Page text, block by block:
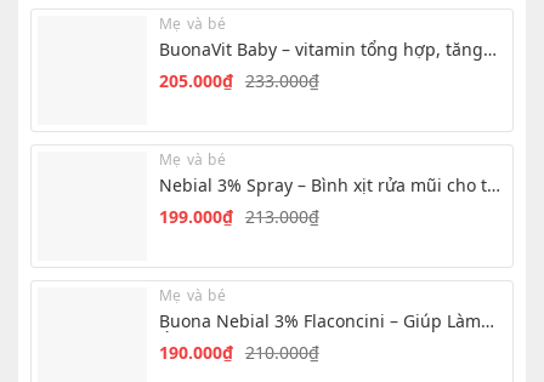
là:
200.000₫.
tại
là:
180.000₫.
Mẹ và bé
BuonaVit Baby – vitamin tổng hợp, tăng
chuyển hóa cho bé
233.000₫
Giá
là:
233.000₫.
205.000₫
Giá
tại
là:
205.000₫.
Mẹ và bé
Nebial 3% Spray – Bình xịt rửa mũi cho trẻ
hiệu quả nhanh
213.000₫
Giá
là:
213.000₫.
199.000₫
Giá
tại
là:
199.000₫.
Mẹ và bé
Buona Nebial 3% Flaconcini – Giúp Làm
Ẩm, Làm Sạch Mũi Hàng Ngày
210.000₫
Giá
190.000₫
Giá